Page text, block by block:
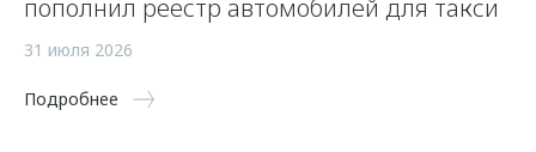
пополнил реестр автомобилей для такси
31 июля 2026
Подробнее